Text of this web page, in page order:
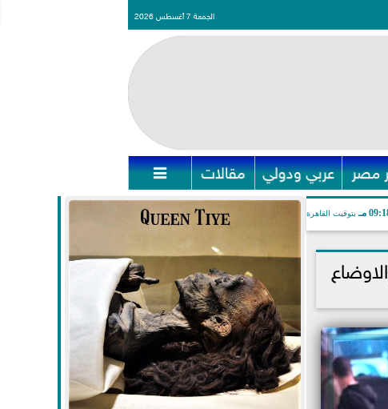
الجمعة 7 أغسطس 2026
مصر عربي ودولي مقالات 
مـ بتوقيت القاهرة